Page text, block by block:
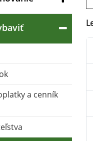
a cenník